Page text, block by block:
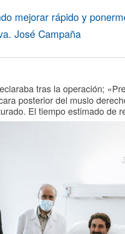
mejorar rápido y
José Campaña
tras la operación;
posterior del muslo
El tiempo estimado de